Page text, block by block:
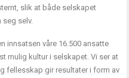
slik at både selskapet
seg selv.
innsatsen våre 16.500 ansatte
mulig kultur i selskapet. Vi ser at
fellesskap gir resultater i form av